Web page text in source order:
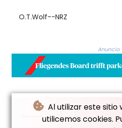
Al utilizar este
utilicemos cookies.
O.T.Wolf--NRZ
Anuncio